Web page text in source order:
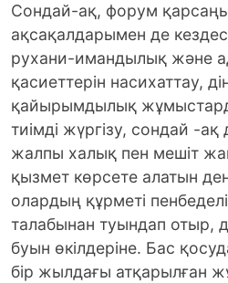
Сондай-ақ, форум
ақсақалдарымен де
рухани-имандылық және
қасиеттерін насихаттау,
қайырымдылық
тиімді жүргізу, сондай -ақ
жалпы халық пен мешіт
қызмет көрсете алатын
олардың құрметі
талабынан туындап отыр,
буын өкілдеріне. Бас
бір жылдағы атқарылған